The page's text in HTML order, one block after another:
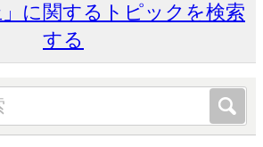
」に関するトピックを検索
する